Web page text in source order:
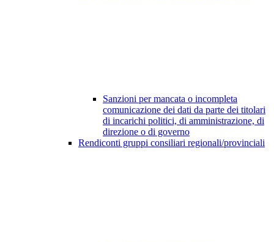
Sanzioni per mancata o incompleta
comunicazione dei dati da parte dei titolari
di incarichi politici, di amministrazione, di
direzione o di governo
Rendiconti gruppi consiliari regionali/provinciali